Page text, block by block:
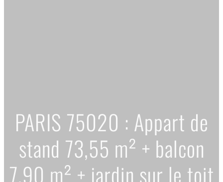
PARIS 75020 : Appart de
stand 73,55 m² + balcon
7,90 m² + jardin sur le toit